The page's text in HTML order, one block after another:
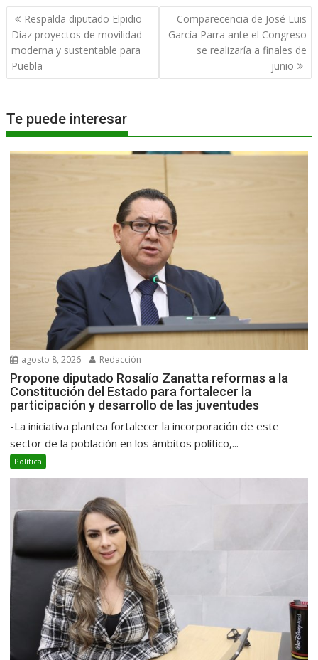
Navegación
de
entradas
Respalda diputado Elpidio
Díaz proyectos de movilidad
moderna y sustentable para
Puebla
Comparecencia de José Luis
García Parra ante el Congreso
se realizaría a finales de
junio
Te puede interesar
agosto 8, 2026 Redacción
Propone diputado Rosalío Zanatta reformas a la
Constitución del Estado para fortalecer la
participación y desarrollo de las juventudes
-La iniciativa plantea fortalecer la incorporación de este
sector de la población en los ámbitos político,...
Política